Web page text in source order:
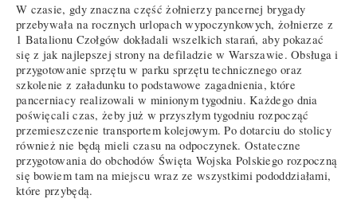
W czasie, gdy znaczna część żołnierzy pancernej brygady
przebywała na rocznych urlopach wypoczynkowych, żołnierze z
1 Batalionu Czołgów dokładali wszelkich starań, aby pokazać
się z jak najlepszej strony na defiladzie w Warszawie. Obsługa i
przygotowanie sprzętu w parku sprzętu technicznego oraz
szkolenie z załadunku to podstawowe zagadnienia, które
pancerniacy realizowali w minionym tygodniu. Każdego dnia
poświęcali czas, żeby już w przyszłym tygodniu rozpocząć
przemieszczenie transportem kolejowym. Po dotarciu do stolicy
również nie będą mieli czasu na odpoczynek. Ostateczne
przygotowania do obchodów Święta Wojska Polskiego rozpoczną
się bowiem tam na miejscu wraz ze wszystkimi pododdziałami,
które przybędą.